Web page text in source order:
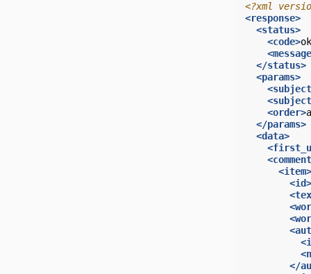
<?xml
<response>
<status>
<code>ok
</status>
<params>
<order>
</params>
<data>
<item>
<id>
</